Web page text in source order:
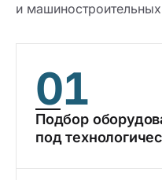
и
01
Подбор
под